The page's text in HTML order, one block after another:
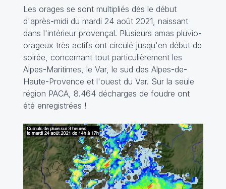
Les orages se sont multipliés dès le début
d'après-midi du mardi 24 août 2021, naissant
dans l'intérieur provençal. Plusieurs amas pluvio-
orageux très actifs ont circulé jusqu'en début de
soirée, concernant tout particulièrement les
Alpes-Maritimes, le Var, le sud des Alpes-de-
Haute-Provence et l'ouest du Var. Sur la seule
région PACA, 8.464 décharges de foudre ont
été enregistrées !